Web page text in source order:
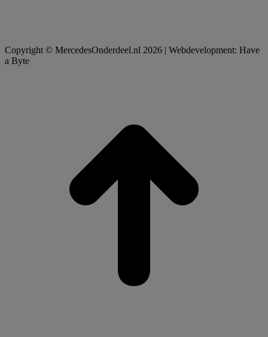
Copyright © MercedesOnderdeel.nl 2026 | Webdevelopment: Have
a Byte